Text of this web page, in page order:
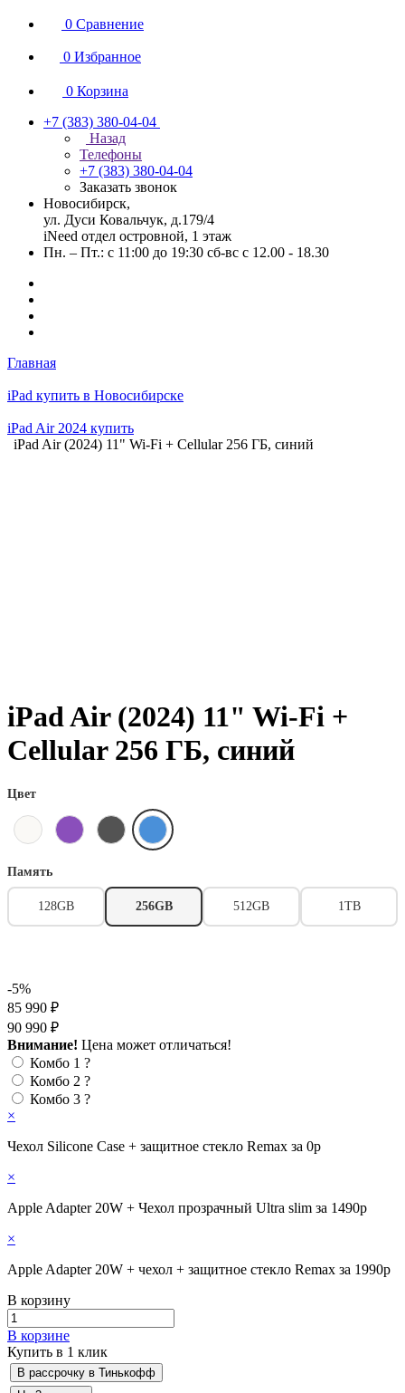
0 Сравнение
0 Избранное
0 Корзина
+7 (383) 380-04-04
Назад
Телефоны
+7 (383) 380-04-04
Заказать звонок
Новосибирск,
ул. Дуси Ковальчук, д.179/4
iNeed отдел островной, 1 этаж
Пн. – Пт.: с 11:00 до 19:30 сб-вс с 12.00 - 18.30
Главная
iPad купить в Новосибирске
iPad Air 2024 купить
iPad Air (2024) 11" Wi-Fi + Cellular 256 ГБ, синий
iPad Air (2024) 11" Wi-Fi +
Cellular 256 ГБ, синий
Цвет
Память
128GB 256GB 512GB 1TB
-5%
85 990 ₽
90 990 ₽
Внимание! Цена может отличаться!
Комбо 1 ?
Комбо 2 ?
Комбо 3 ?
×
Чехол Silicone Case + защитное стекло Remax за 0р
×
Apple Adapter 20W + Чехол прозрачный Ultra slim за 1490р
×
Apple Adapter 20W + чехол + защитное стекло Remax за 1990р
В корзину
В корзине
Купить в 1 клик